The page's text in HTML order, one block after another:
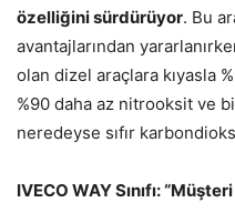
özelliğini sürdürüyor. Bu
avantajlarından
olan dizel araçlara kıyasla
%90 daha az nitrooksit ve
neredeyse sıfır
IVECO WAY Sınıfı: